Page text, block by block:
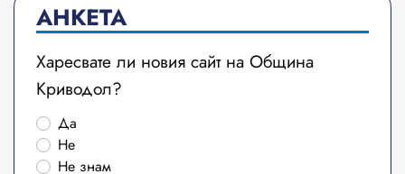
АНКЕТА
Харесвате ли новия сайт на Община
Криводол?
Да
Не
Не знам